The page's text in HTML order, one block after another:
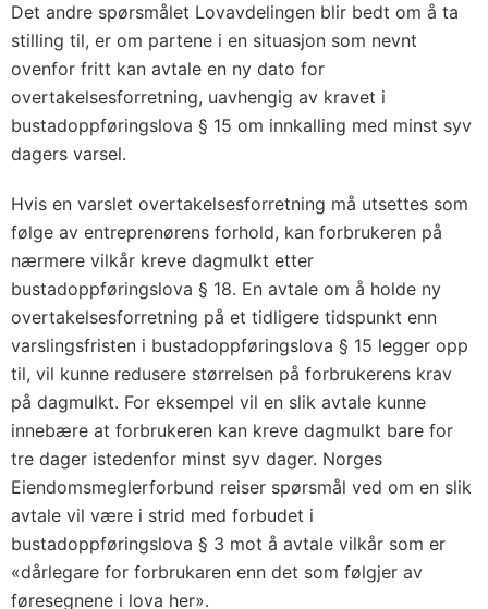
Det andre spørsmålet Lovavdelingen blir bedt om å ta
stilling til, er om partene i en situasjon som nevnt
ovenfor fritt kan avtale en ny dato for
overtakelsesforretning, uavhengig av kravet i
bustadoppføringslova § 15 om innkalling med minst syv
dagers varsel.
Hvis en varslet overtakelsesforretning må utsettes som
følge av entreprenørens forhold, kan forbrukeren på
nærmere vilkår kreve dagmulkt etter
bustadoppføringslova § 18. En avtale om å holde ny
overtakelsesforretning på et tidligere tidspunkt enn
varslingsfristen i bustadoppføringslova § 15 legger opp
til, vil kunne redusere størrelsen på forbrukerens krav
på dagmulkt. For eksempel vil en slik avtale kunne
innebære at forbrukeren kan kreve dagmulkt bare for
tre dager istedenfor minst syv dager. Norges
Eiendomsmeglerforbund reiser spørsmål ved om en slik
avtale vil være i strid med forbudet i
bustadoppføringslova § 3 mot å avtale vilkår som er
«dårlegare for forbrukaren enn det som følgjer av
føresegnene i lova her».